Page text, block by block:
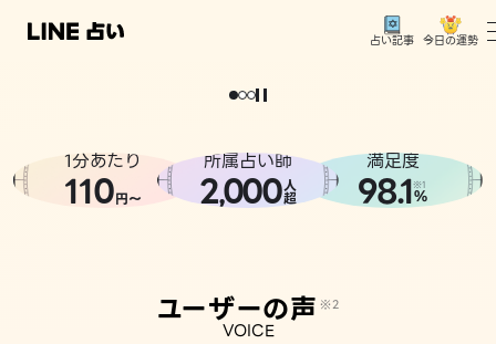
占い記事 今日の運勢
相談事例
どうせなら
。
1分あたり
110円〜
所属占い師
2,000人
超
満足度
98.1※1
%
ユーザーの声 ※2
VOICE